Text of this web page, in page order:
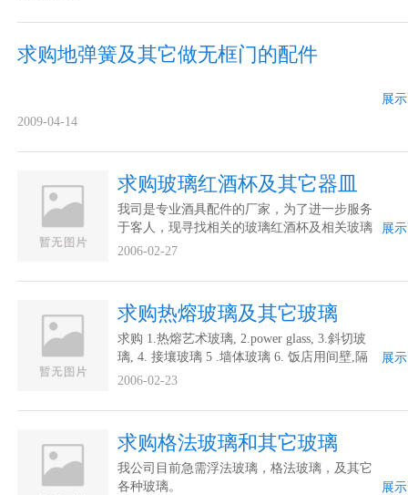
求购地弹簧及其它做无框门的配件
展
2009-04-14
求购玻璃红酒杯及其它器皿
我司是专业酒具配件的厂家，为了进一步服务
于客人，现寻找相关的玻璃红酒杯及相关玻璃
器皿合作厂家进行联系。谢谢。
展
2006-02-27
求购热熔玻璃及其它玻璃
求购 1.热熔艺术玻璃, 2.power glass, 3.斜切玻
璃, 4. 接壤玻璃 5 .墙体玻璃 6. 饭店用间壁,隔
墙,间隔玻璃
展
2006-02-23
求购格法玻璃和其它玻璃
我公司目前急需浮法玻璃，格法玻璃，及其它
各种玻璃。
展